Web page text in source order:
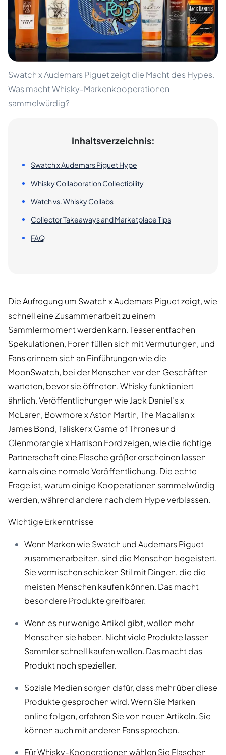
Swatch x Audemars Piguet zeigt die Macht des Hypes.
Was macht Whisky-Markenkooperationen
sammelwürdig?
Inhaltsverzeichnis:
Swatch x Audemars Piguet Hype
Whisky Collaboration Collectibility
Watch vs. Whisky Collabs
Collector Takeaways and Marketplace Tips
FAQ
Die Aufregung um Swatch x Audemars Piguet zeigt, wie
schnell eine Zusammenarbeit zu einem
Sammlermoment werden kann. Teaser entfachen
Spekulationen, Foren füllen sich mit Vermutungen, und
Fans erinnern sich an Einführungen wie die
MoonSwatch, bei der Menschen vor den Geschäften
warteten, bevor sie öffneten. Whisky funktioniert
ähnlich. Veröffentlichungen wie Jack Daniel’s x
McLaren, Bowmore x Aston Martin, The Macallan x
James Bond, Talisker x Game of Thrones und
Glenmorangie x Harrison Ford zeigen, wie die richtige
Partnerschaft eine Flasche größer erscheinen lassen
kann als eine normale Veröffentlichung. Die echte
Frage ist, warum einige Kooperationen sammelwürdig
werden, während andere nach dem Hype verblassen.
Wichtige Erkenntnisse
Wenn Marken wie Swatch und Audemars Piguet
zusammenarbeiten, sind die Menschen begeistert.
Sie vermischen schicken Stil mit Dingen, die die
meisten Menschen kaufen können. Das macht
besondere Produkte greifbarer.
Wenn es nur wenige Artikel gibt, wollen mehr
Menschen sie haben. Nicht viele Produkte lassen
Sammler schnell kaufen wollen. Das macht das
Produkt noch spezieller.
Soziale Medien sorgen dafür, dass mehr über diese
Produkte gesprochen wird. Wenn Sie Marken
online folgen, erfahren Sie von neuen Artikeln. Sie
können auch mit anderen Fans sprechen.
Für Whisky-Kooperationen wählen Sie Flaschen